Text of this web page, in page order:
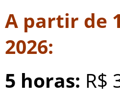
A partir de
2026:
5 horas: R$